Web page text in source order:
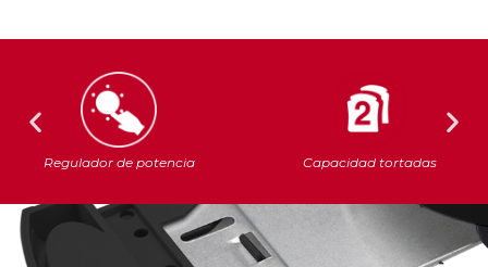
Regulador de potencia Capacidad tortadas